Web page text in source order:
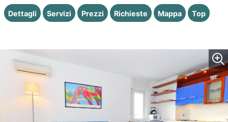
Dettagli Servizi Prezzi Richieste Mappa Top